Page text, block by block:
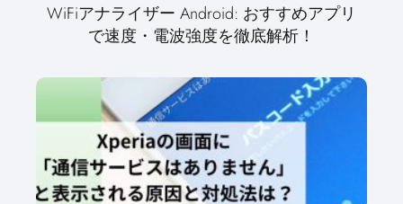
WiFiアナライザー Android: おすすめアプリ
で速度・電波強度を徹底解析！